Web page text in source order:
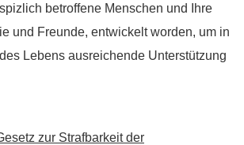
betroffene Menschen und Ihre
und Freunde, entwickelt worden, um in
Lebens ausreichende Unterstützung
zur Strafbarkeit der